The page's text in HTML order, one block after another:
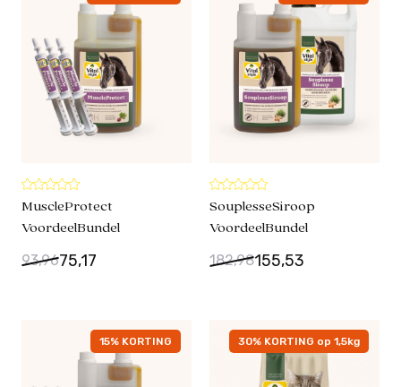
MuscleProtect
VoordeelBundel
93,9675,17
SouplesseSiroop
VoordeelBundel
182,98155,53
15% KORTING 30% KORTING op 1,5kg